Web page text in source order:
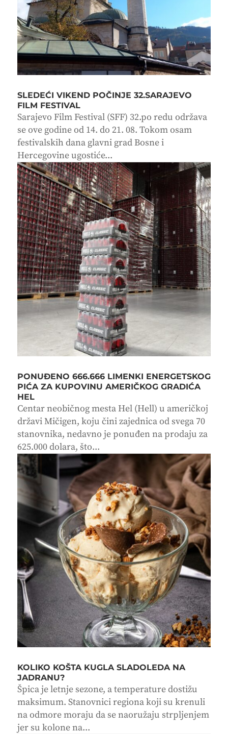
SLEDEĆI VIKEND POČINJE 32.SARAJEVO
FILM FESTIVAL
Sarajevo Film Festival (SFF) 32.po redu održava
se ove godine od 14. do 21. 08. Tokom osam
festivalskih dana glavni grad Bosne i
Hercegovine ugostiće...
PONUĐENO 666.666 LIMENKI ENERGETSKOG
PIĆA ZA KUPOVINU AMERIČKOG GRADIĆA
HEL
Centar neobičnog mesta Hel (Hell) u američkoj
državi Mičigen, koju čini zajednica od svega 70
stanovnika, nedavno je ponuđen na prodaju za
625.000 dolara, što...
KOLIKO KOŠTA KUGLA SLADOLEDA NA
JADRANU?
Špica je letnje sezone, a temperature dostižu
maksimum. Stanovnici regiona koji su krenuli
na odmore moraju da se naoružaju strpljenjem
jer su kolone na...